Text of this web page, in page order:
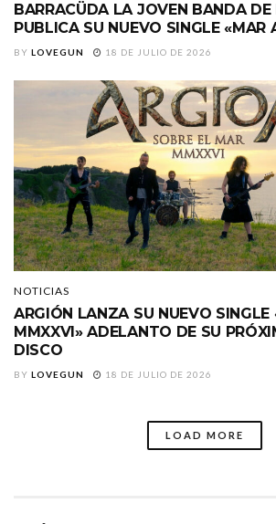
BARRACÜDA LA JOVEN BANDA DE
PUBLICA SU NUEVO SINGLE «MAR
BY LOVEGUN 18 DE JULIO DE 2026
NOTICIAS
ARGIÓN LANZA SU NUEVO SINGLE
MMXXVI» ADELANTO DE SU
DISCO
BY LOVEGUN 18 DE JULIO DE 2026
LOAD MORE